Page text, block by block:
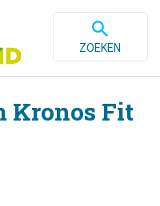
ZOEKEN
Kronos Fit